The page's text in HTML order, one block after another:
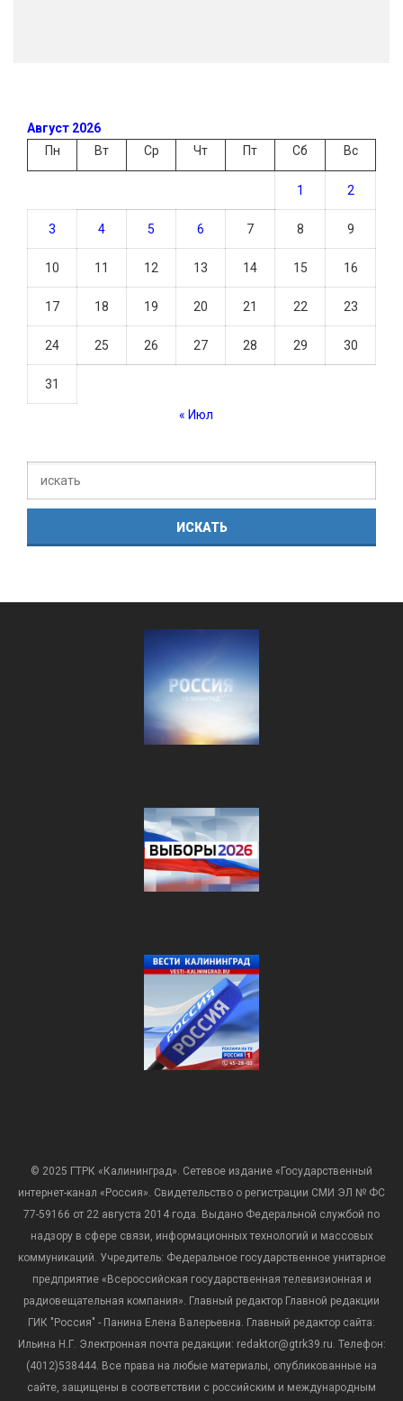
Август 2026
Пн
Вт Ср Чт Пт Сб Вс
1 2
3 4 5 6 7 8 9
10 11 12 13 14 15 16
17 18 19 20 21 22 23
24 25 26 27 28 29 30
31
« Июл
© 2025 ГТРК «Калининград». Сетевое издание «Государственный
интернет-канал «Россия». Свидетельство о регистрации СМИ ЭЛ № ФС
77-59166 от 22 августа 2014 года. Выдано Федеральной службой по
надзору в сфере связи, информационных технологий и массовых
коммуникаций. Учредитель: Федеральное государственное унитарное
предприятие «Всероссийская государственная телевизионная и
радиовещательная компания». Главный редактор Главной редакции
ГИК "Россия" - Панина Елена Валерьевна. Главный редактор сайта:
Ильина Н.Г. Электронная почта редакции: redaktor@gtrk39.ru. Телефон:
(4012)538444. Все права на любые материалы, опубликованные на
сайте, защищены в соответствии с российским и международным